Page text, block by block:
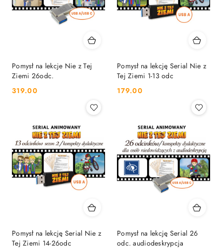
Pomysł na lekcje Nie z Tej
Ziemi 26odc.
Cena:
319.00
Pomysł na lekcję Serial Nie z
Tej Ziemi 1-13 odc
Cena:
179.00
Pomysł na lekcję Serial Nie z
Tej Ziemi 14-26odc
Pomysł na lekcję Serial 26
odc. audiodeskrypcja